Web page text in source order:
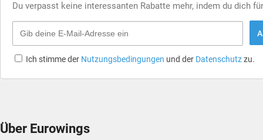
Du verpasst keine interessanten Rabatte mehr, indem du dich
Ich stimme der Nutzungsbedingungen und der Datenschutzzu.
Über Eurowings